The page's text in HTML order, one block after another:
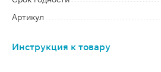
Артикул
Инструкция к товару